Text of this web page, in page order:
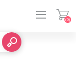
(0)